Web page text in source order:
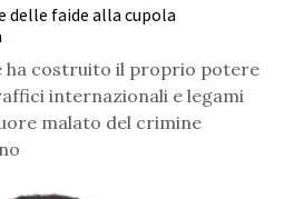
delle faide alla cupola
ha costruito il proprio potere
internazionali e legami
malato del crimine